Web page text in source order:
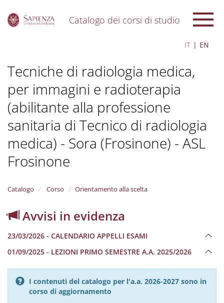
Catalogo dei corsi di studio
IT EN
Tecniche di radiologia medica,
per immagini e radioterapia
(abilitante alla professione
sanitaria di Tecnico di radiologia
medica) - Sora (Frosinone) - ASL
Frosinone
Catalogo Corso Orientamento alla scelta
Avvisi in evidenza
23/03/2026 - CALENDARIO APPELLI ESAMI
01/09/2025 - LEZIONI PRIMO SEMESTRE A.A. 2025/2026
I contenuti del catalogo per l'a.a. 2026-2027 sono in
corso di aggiornamento